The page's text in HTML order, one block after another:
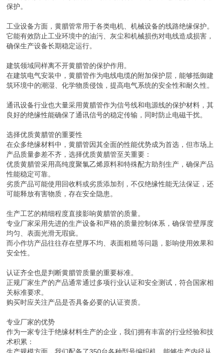
保护。
工业设备方面，黄腊管常用于各类电机、机械设备的线路绝缘保护。
它能有效防止工业环境中的油污、灰尘和机械损伤对电线造成损害，
确保生产设备长期稳定运行。
建筑领域同样离不开黄腊管的保护作用。
在建筑电气安装中，黄腊管作为电线电缆的附加保护层，能够抵御建
筑环境中的潮湿、化学物质侵蚀，提高电气系统的安全性和耐久性。
通讯设备行业也大量采用黄腊管作为信号线和电源线的保护材料，其
良好的绝缘性能确保了通讯信号的稳定传输，同时防止电磁干扰。
选择优质黄腊管的重要性
在众多绝缘材料中，黄腊管因其全面的性能优势成为首选，但市场上
产品质量参差不齐，选择优质黄腊管至关重要：
优质黄腊管采用高纯度聚氯乙烯原料和特殊配方助剂生产，确保产品
性能稳定可靠。
劣质产品可能使用回收料或劣质添加剂，不仅绝缘性能无法保证，还
可能释放有害物质，存在安全隐患。
生产工艺的精细程度直接影响黄腊管的质量。
专业厂家采用先进的生产设备和严格的质量控制体系，确保管壁厚度
均匀、表面光滑无瑕疵。
而小作坊产品往往存在壁厚不均、表面粗糙等问题，影响使用效果和
安全性。
认证齐全也是判断黄腊管质量的重要标准。
正规厂家生产的产品通常通过多项行业认证和安全测试，符合国家相
关标准要求。
购买时应关注产品是否具备必要的认证资质。
专业厂家的优势
作为一家专注于绝缘材料生产的企业，我们拥有丰富的行业经验和技
术积累：